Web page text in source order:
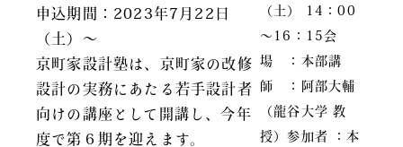
申込期間：2023年7月22日
（土）～
京町家設計塾は、京町家の改修
設計の実務にあたる若手設計者
向けの講座として開講し、今年
度で第６期を迎えます。
（土） 14：00
～16：15会
場 ：本部講
師 ：阿部大輔
（龍谷大学 教
授）参加者 ：本